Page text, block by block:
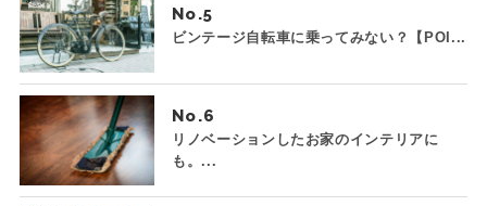
No.
ビンテージ自転車に乗ってみない？【POI...
No.
リノベーションしたお家のインテリアに
も。...